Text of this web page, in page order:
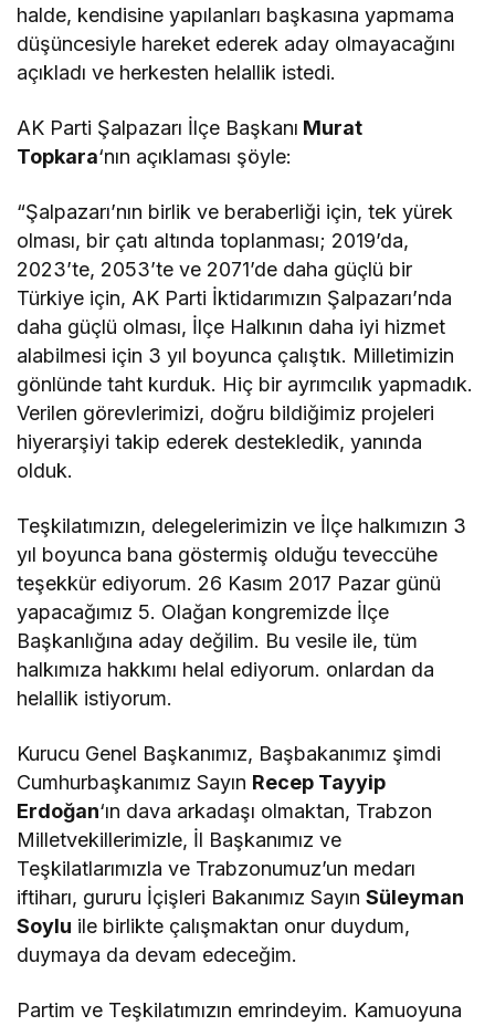
halde, kendisine yapılanları başkasına yapmama
düşüncesiyle hareket ederek aday olmayacağını
açıkladı ve herkesten helallik istedi.
AK Parti Şalpazarı İlçe Başkanı Murat
Topkara‘nın açıklaması şöyle:
“Şalpazarı’nın birlik ve beraberliği için, tek yürek
olması, bir çatı altında toplanması; 2019’da,
2023’te, 2053’te ve 2071’de daha güçlü bir
Türkiye için, AK Parti İktidarımızın Şalpazarı’nda
daha güçlü olması, İlçe Halkının daha iyi hizmet
alabilmesi için 3 yıl boyunca çalıştık. Milletimizin
gönlünde taht kurduk. Hiç bir ayrımcılık yapmadık.
Verilen görevlerimizi, doğru bildiğimiz projeleri
hiyerarşiyi takip ederek destekledik, yanında
olduk.
Teşkilatımızın, delegelerimizin ve İlçe halkımızın 3
yıl boyunca bana göstermiş olduğu teveccühe
teşekkür ediyorum. 26 Kasım 2017 Pazar günü
yapacağımız 5. Olağan kongremizde İlçe
Başkanlığına aday değilim. Bu vesile ile, tüm
halkımıza hakkımı helal ediyorum. onlardan da
helallik istiyorum.
Kurucu Genel Başkanımız, Başbakanımız şimdi
Cumhurbaşkanımız Sayın Recep Tayyip
Erdoğan‘ın dava arkadaşı olmaktan, Trabzon
Milletvekillerimizle, İl Başkanımız ve
Teşkilatlarımızla ve Trabzonumuz’un medarı
iftiharı, gururu İçişleri Bakanımız SayınSüleyman
Soylu ile birlikte çalışmaktan onur duydum,
duymaya da devam edeceğim.
Partim ve Teşkilatımızın emrindeyim. Kamuoyuna